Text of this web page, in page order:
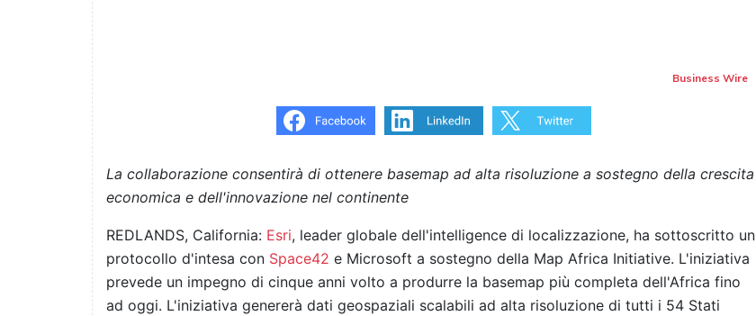
Business Wire
La collaborazione consentirà di ottenere basemap ad alta risoluzione a sostegno della crescita
economica e dell'innovazione nel continente
REDLANDS, California: Esri, leader globale dell'intelligence di localizzazione, ha sottoscritto un
protocollo d'intesa con Space42 e Microsoft a sostegno della Map Africa Initiative. L'iniziativa
prevede un impegno di cinque anni volto a produrre la basemap più completa dell'Africa fino
ad oggi. L'iniziativa genererà dati geospaziali scalabili ad alta risoluzione di tutti i 54 Stati